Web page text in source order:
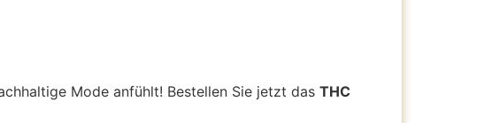
Mode anfühlt! Bestellen Sie jetzt das THC